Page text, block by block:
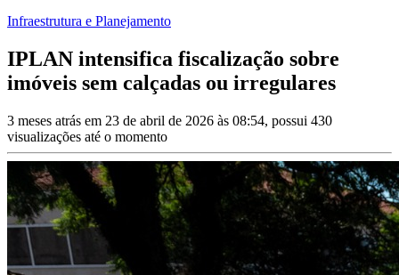
Infraestrutura e Planejamento
IPLAN intensifica fiscalização sobre
imóveis sem calçadas ou irregulares
3 meses atrás em 23 de abril de 2026 às 08:54, possui 430
visualizações até o momento